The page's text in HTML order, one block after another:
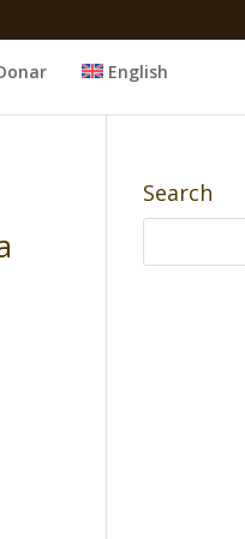
English
Search